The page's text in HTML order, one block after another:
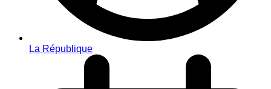
La République